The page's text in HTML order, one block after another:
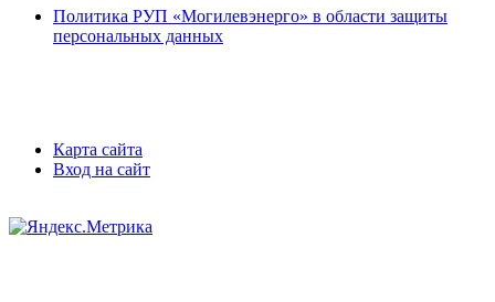
Политика РУП «Могилевэнерго» в области защиты
персональных данных
Карта сайта
Вход на сайт